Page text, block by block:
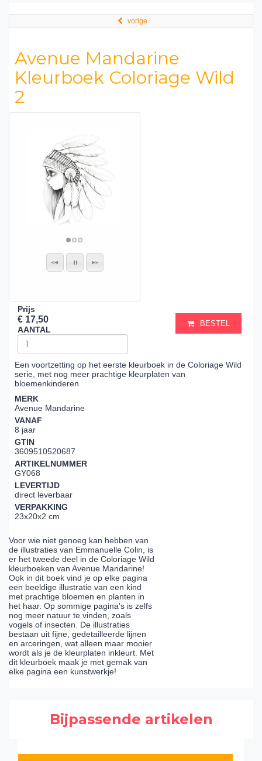
vorige
Avenue Mandarine
Kleurboek Coloriage Wild
2
Prijs
€ 17,50
AANTAL
BESTEL
Een voortzetting op het eerste kleurboek in de Coloriage Wild
serie, met nog meer prachtige kleurplaten van
bloemenkinderen
MERK
Avenue Mandarine
VANAF
8 jaar
GTIN
3609510520687
ARTIKELNUMMER
GY068
LEVERTIJD
direct leverbaar
VERPAKKING
23x20x2 cm
Voor wie niet genoeg kan hebben van
de illustraties van Emmanuelle Colin, is
er het tweede deel in de Coloriage Wild
kleurboeken van Avenue Mandarine!
Ook in dit boek vind je op elke pagina
een beeldige illustratie van een kind
met prachtige bloemen en planten in
het haar. Op sommige pagina's is zelfs
nog meer natuur te vinden, zoals
vogels of insecten. De illustraties
bestaan uit fijne, gedetailleerde lijnen
en arceringen, wat alleen maar mooier
wordt als je de kleurplaten inkleurt. Met
dit kleurboek maak je met gemak van
elke pagina een kunstwerkje!
Bijpassende artikelen